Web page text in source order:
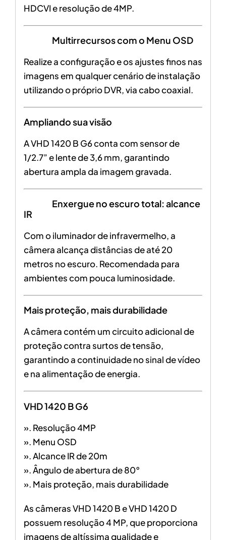
HDCVI e resolução de 4MP.
Multirrecursos com o Menu OSD
Realize a configuração e os ajustes finos nas
imagens em qualquer cenário de instalação
utilizando o próprio DVR, via cabo coaxial.
Ampliando sua visão
A VHD 1420 B G6 conta com sensor de
1/2.7” e lente de 3,6 mm, garantindo
abertura ampla da imagem gravada.
Enxergue no escuro total: alcance
IR
Com o iluminador de infravermelho, a
câmera alcança distâncias de até 20
metros no escuro. Recomendada para
ambientes com pouca luminosidade.
Mais proteção, mais durabilidade
A câmera contém um circuito adicional de
proteção contra surtos de tensão,
garantindo a continuidade no sinal de vídeo
e na alimentação de energia.
VHD 1420 B G6
». Resolução 4MP
». Menu OSD
». Alcance IR de 20m
». Ângulo de abertura de 80°
». Mais proteção, mais durabilidade
As câmeras VHD 1420 B e VHD 1420 D
possuem resolução 4 MP, que proporciona
imagens de altíssima qualidade e